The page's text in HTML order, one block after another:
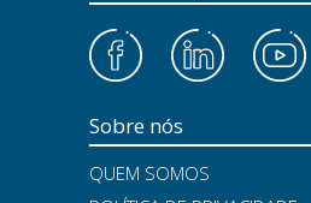
Sobre nós
QUEM SOMOS